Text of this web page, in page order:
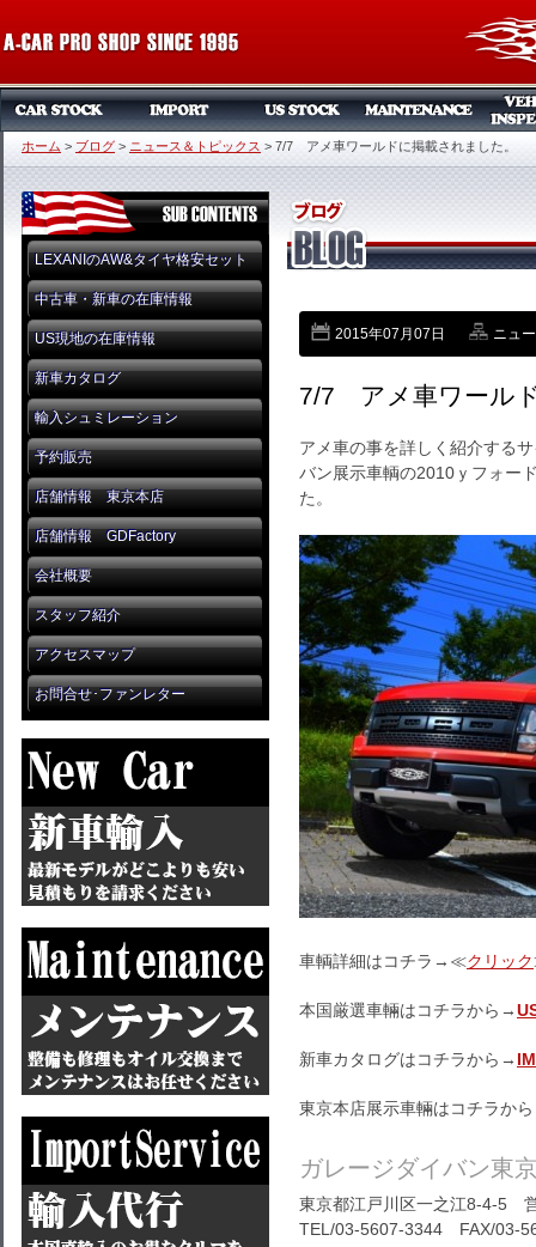
ホーム > ブログ > ニュース＆トピックス > 7/7 アメ車ワールドに掲載されました。
LEXANIのAW&タイヤ格安セット
中古車・新車の在庫情報
US現地の在庫情報
新車カタログ
輸入シュミレーション
予約販売
店舗情報 東京本店
店舗情報 GDFactory
会社概要
スタッフ紹介
アクセスマップ
お問合せ･ファンレター
2015年07月07日 ニュ
7/7 アメ車ワール
アメ車の事を詳しく紹介する
バン展示車輌の2010ｙフォー
た。
車輌詳細はコチラ→≪クリック
本国厳選車輛はコチラから→
新車カタログはコチラから→
東京本店展示車輛はコチラか
ガレージダイバン東
東京都江戸川区一之江8-4-5
TEL/03-5607-3344 FAX/03-